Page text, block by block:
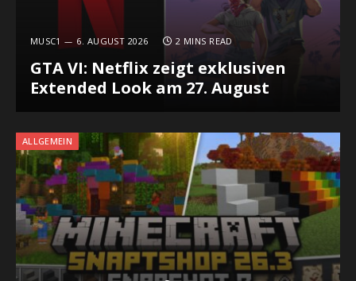
MUSC1 6. AUGUST 2026 2 MINS READ
GTA VI: Netflix zeigt exklusiven
Extended Look am 27. August
ALLGEMEIN